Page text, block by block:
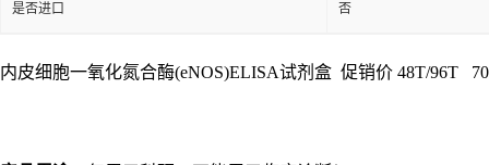
是否进口 否
内皮细胞一氧化氮合酶(eNOS)ELISA试剂盒 促销价 48T/96T